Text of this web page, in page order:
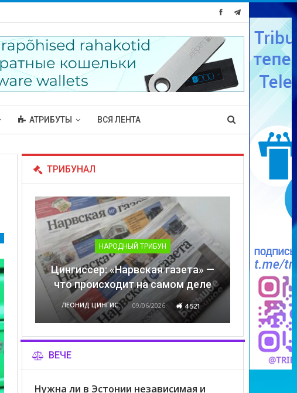
АТРИБУТЫ ВСЯ ЛЕНТА
ТРИБУНАЛ
НАРОДНЫЙ ТРИБУН
Цингиссер: «Нарвская газета» —
что происходит на самом деле
ЛЕОНИД ЦИНГИССЕР 09/06/2026 4 521
ВЕЧЕ
Нужна ли в Эстонии независимая и